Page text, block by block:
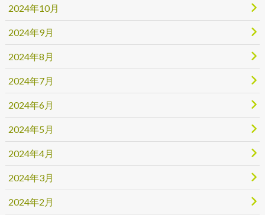
2024年10月
2024年9月
2024年8月
2024年7月
2024年6月
2024年5月
2024年4月
2024年3月
2024年2月